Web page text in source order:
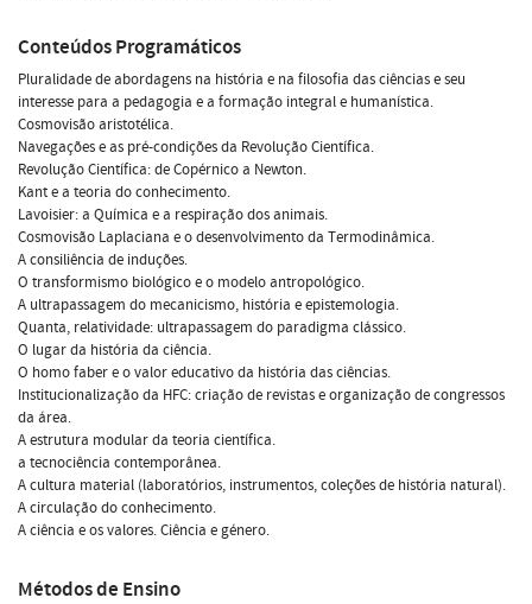
Conteúdos Programáticos
Pluralidade de abordagens na história e na filosofia das ciências e seu
interesse para a pedagogia e a formação integral e humanística.
Cosmovisão aristotélica.
Navegações e as pré-condições da Revolução Científica.
Revolução Científica: de Copérnico a Newton.
Kant e a teoria do conhecimento.
Lavoisier: a Química e a respiração dos animais.
Cosmovisão Laplaciana e o desenvolvimento da Termodinâmica.
A consiliência de induções.
O transformismo biológico e o modelo antropológico.
A ultrapassagem do mecanicismo, história e epistemologia.
Quanta, relatividade: ultrapassagem do paradigma clássico.
O lugar da história da ciência.
O homo faber e o valor educativo da história das ciências.
Institucionalização da HFC: criação de revistas e organização de congressos
da área.
A estrutura modular da teoria científica.
a tecnociência contemporânea.
A cultura material (laboratórios, instrumentos, coleções de história natural).
A circulação do conhecimento.
A ciência e os valores. Ciência e género.
Métodos de Ensino